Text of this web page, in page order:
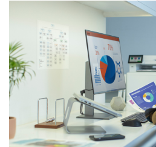
PERÚ
MÉXICO